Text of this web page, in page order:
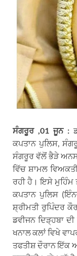
ਸੰਗਰੂਰ ,01 ਜੂਨ :
ਕਪਤਾਨ ਪੁਲਿਸ,
ਸੰਗਰੂਰ ਵੱਲੋਂ ਭੈੜੇ
ਵਿੱਚ ਸ਼ਾਮਲ
ਰਹੀ ਹੈ। ਇਸੇ ਮੁਹਿੰਮ
ਕਪਤਾਨ ਪੁਲਿਸ
ਸ਼੍ਰੀਮਤੀ ਰੁਪਿੰਦਰ
ਡਵੀਜਨ ਦਿੜ੍ਹਬਾ
ਖਨਾਲ ਕਲਾਂ ਵਿਖੇ
ਤਫਤੀਸ਼ ਦੌਰਾਨ ਇੱਕ